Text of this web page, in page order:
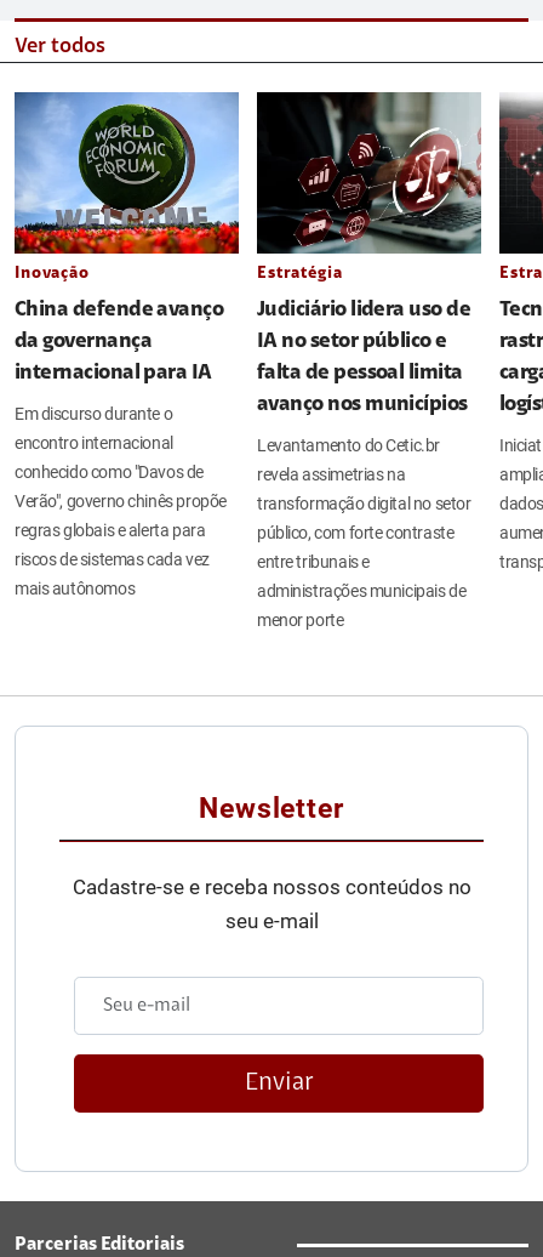
Ver todos
Inovação
China defende avanço
da governança
internacional para IA
Em discurso durante o
encontro internacional
conhecido como "Davos de
Verão", governo chinês propõe
regras globais e alerta para
riscos de sistemas cada vez
mais autônomos
Estratégia
Judiciário lidera uso de
IA no setor público e
falta de pessoal limita
avanço nos municípios
Levantamento do Cetic.br
revela assimetrias na
transformação digital no setor
público, com forte contraste
entre tribunais e
administrações municipais de
menor porte
Newsletter
Cadastre-se e receba nossos conteúdos no
seu e-mail
Enviar
Parcerias Editoriais